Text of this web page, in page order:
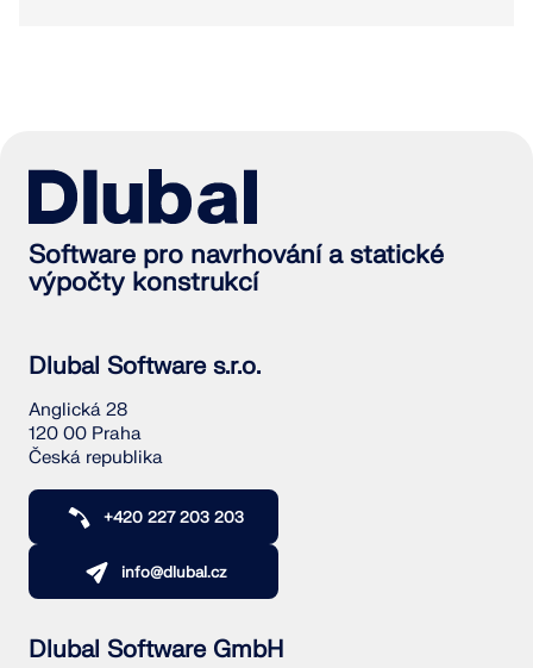
Software pro navrhování a statické
výpočty konstrukcí
Dlubal Software s.r.o.
Anglická 28
120 00 Praha
Česká republika
+420 227 203 203
info@dlubal.cz
Dlubal Software GmbH